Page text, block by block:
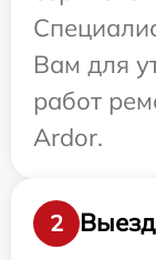
Вам для
работ
Ardor.
2